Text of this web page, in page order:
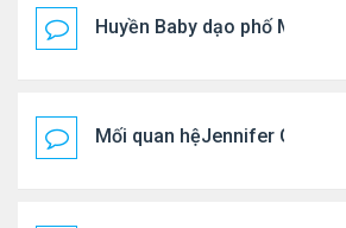
Huyền Baby dạo phố Mỹ
Mối quan hệJennifer Garner